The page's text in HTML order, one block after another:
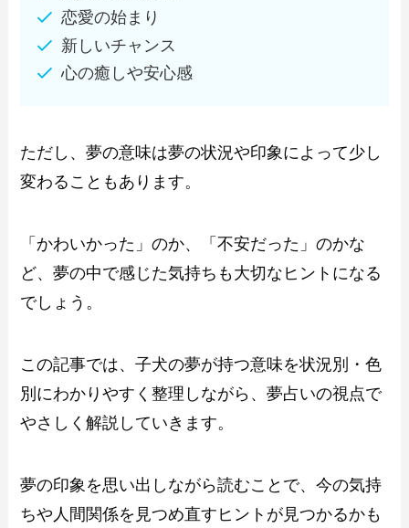
恋愛の始まり
新しいチャンス
心の癒しや安心感
ただし、夢の意味は夢の状況や印象によって少し
変わることもあります。
「かわいかった」のか、「不安だった」のかな
ど、夢の中で感じた気持ちも大切なヒントになる
でしょう。
この記事では、子犬の夢が持つ意味を状況別・色
別にわかりやすく整理しながら、夢占いの視点で
やさしく解説していきます。
夢の印象を思い出しながら読むことで、今の気持
ちや人間関係を見つめ直すヒントが見つかるかも